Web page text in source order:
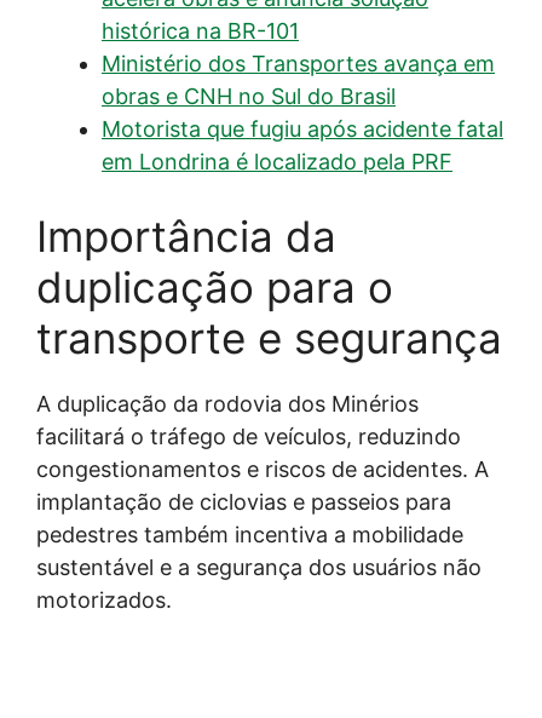
histórica na BR-101
Ministério dos Transportes avança em
obras e CNH no Sul do Brasil
Motorista que fugiu após acidente fatal
em Londrina é localizado pela PRF
Importância da
duplicação para o
transporte e segurança
A duplicação da rodovia dos Minérios
facilitará o tráfego de veículos, reduzindo
congestionamentos e riscos de acidentes. A
implantação de ciclovias e passeios para
pedestres também incentiva a mobilidade
sustentável e a segurança dos usuários não
motorizados.